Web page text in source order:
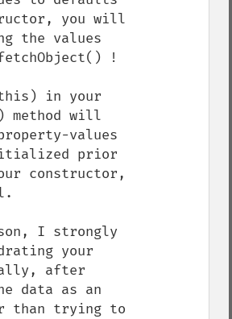
you will
the values
!
in your
method will
values
prior
constructor,
I strongly
your
after
data as an
than trying to